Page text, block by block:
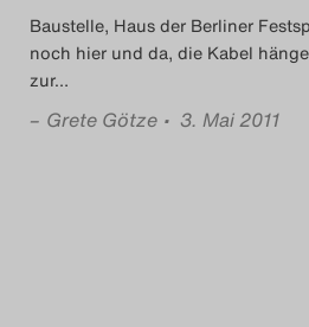
Baustelle, Haus der Berliner
noch hier und da, die Kabel
zur…
– Grete Götze • 3. Mai 2011